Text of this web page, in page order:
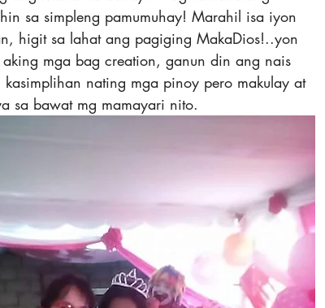
sa simpleng pamumuhay! Marahil isa iyon
higit sa lahat ang pagiging MakaDios!..yon
mga bag creation, ganun din ang nais
nating mga pinoy pero makulay at
sa bawat mg mamayari nito.